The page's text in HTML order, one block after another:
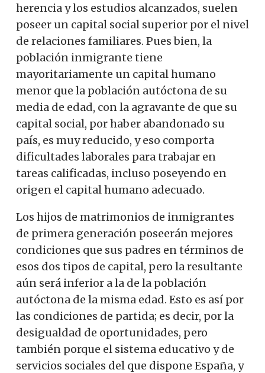
herencia y los estudios alcanzados, suelen
poseer un capital social superior por el nivel
de relaciones familiares. Pues bien, la
población inmigrante tiene
mayoritariamente un capital humano
menor que la población autóctona de su
media de edad, con la agravante de que su
capital social, por haber abandonado su
país, es muy reducido, y eso comporta
dificultades laborales para trabajar en
tareas calificadas, incluso poseyendo en
origen el capital humano adecuado.
Los hijos de matrimonios de inmigrantes
de primera generación poseerán mejores
condiciones que sus padres en términos de
esos dos tipos de capital, pero la resultante
aún será inferior a la de la población
autóctona de la misma edad. Esto es así por
las condiciones de partida; es decir, por la
desigualdad de oportunidades, pero
también porque el sistema educativo y de
servicios sociales del que dispone España, y